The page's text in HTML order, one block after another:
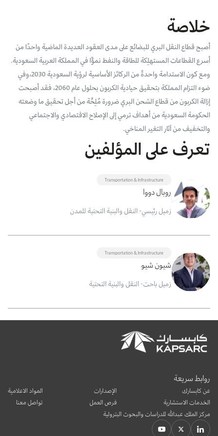
نوفر بيانات موثوقة ودقيقة في مجالي الطاقة والاقتصاد، ونتيحها للجميع.
استعرض الصور لأبرز فعالياتنا الأخيرة ومبادراتنا وشراكاتنا.
يرجى التواصل معنا للاستفسارات العامة، وفرص التعاون، والطلبات الإعلامية.
عن كابسارك
خلاصة
أصبح قطاع النقل البري للبضائع على مدى العقود العديدة الماضية واحدًا من
أسرع القطاعات المستهلِكة للطاقة والنفط نموًّا في المملكة العربية السعودية.
ومع كون الاستدامة واحدةً من الركائز الأساسية لرؤية السعودية 2030،وفي
ضوء التزام المملكة بتحقيق حيادية الكربون بحلول عام 2060، فقد أصبحت
إزالة الكربون من قطاع الشحن البري ضرورة مُلِحَّة من أجل تحقيق ما وضعته
الحكومة السعودية من أهداف ترمي إلى الإصلاح الاقتصادي والاجتماعي
والتخفيف من آثار التغير المناخي.
تعرف على المؤلفين
Transportation & Infrastructure
روبال دووا
زميل رئيسي- النقل والبنية التحتية للمدن
Transportation & Infrastructure
شيون شيو
زميل باحث- النقل والبنية التحتية
روابط سريعة
عن كابسارك
الخدمات الاستشارية
الإصدارات
فرص العمل
المواد الاعلامية
تواصل معنا
مركز الملك عبدالله للدراسات والبحوث البترولية